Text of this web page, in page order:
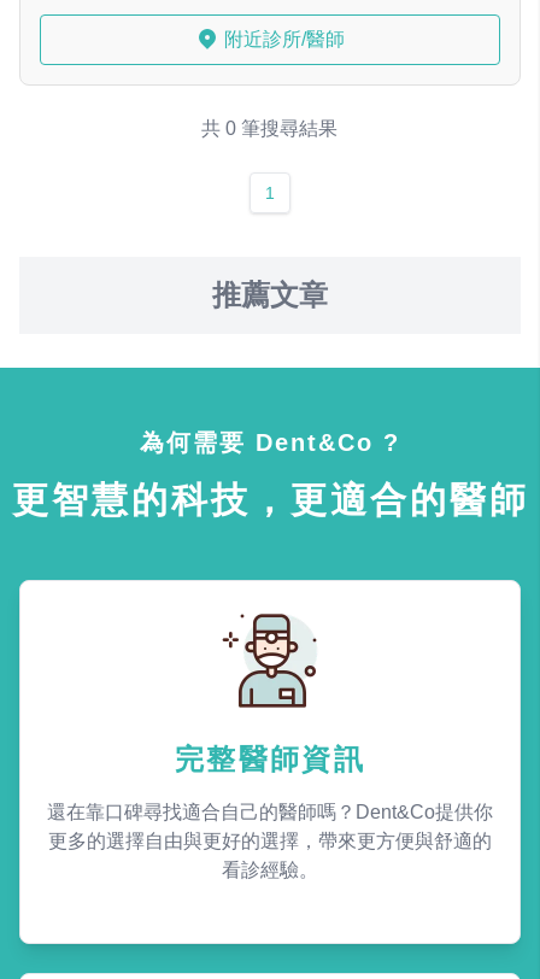
附近診所/醫師
共 0 筆搜尋結果
1
推薦文章
為何需要 Dent&Co ?
更智慧的科技，更適合的醫師
完整醫師資訊
還在靠口碑尋找適合自己的醫師嗎？Dent&Co提供你
更多的選擇自由與更好的選擇，帶來更方便與舒適的
看診經驗。